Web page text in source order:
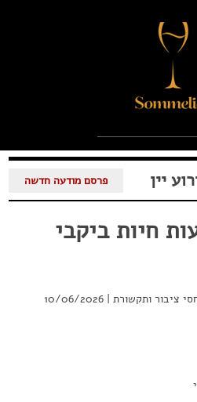
יין פרסם מודעה חדשה
חיות ביקבי
ציבור ותקשורת |
10/06/2026